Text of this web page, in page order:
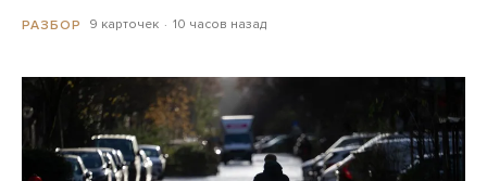
РАЗБОР 9 карточек 10 часов назад